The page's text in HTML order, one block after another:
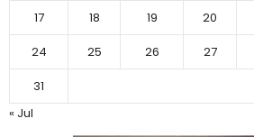
17
18 19 20
24
25 26 27
31
« Jul